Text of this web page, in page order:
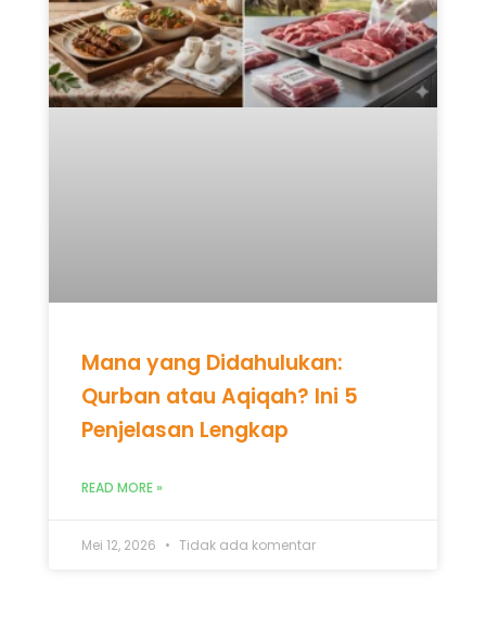
Mana yang Didahulukan:
Qurban atau Aqiqah? Ini 5
Penjelasan Lengkap
READ MORE »
Mei 12, 2026 Tidak ada komentar